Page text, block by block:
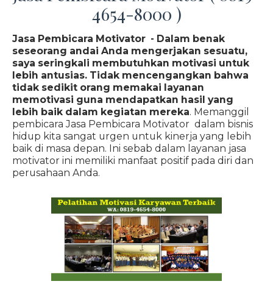
4654-8000 )
Jasa Pembicara Motivator - Dalam benak
seseorang andai Anda mengerjakan sesuatu,
saya seringkali membutuhkan motivasi untuk
lebih antusias. Tidak mencengangkan bahwa
tidak sedikit orang memakai layanan
memotivasi guna mendapatkan hasil yang
lebih baik dalam kegiatan mereka. Memanggil
pembicara Jasa Pembicara Motivator dalam bisnis
hidup kita sangat urgen untuk kinerja yang lebih
baik di masa depan. Ini sebab dalam layanan jasa
motivator ini memiliki manfaat positif pada diri dan
perusahaan Anda.